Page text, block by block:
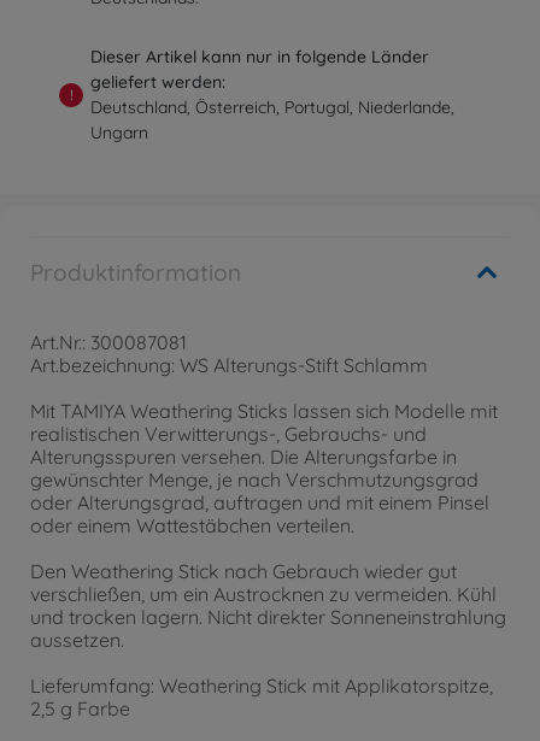
!
Dieser Artikel kann nur in folgende Länder
geliefert werden:
Deutschland, Österreich, Portugal, Niederlande,
Ungarn
Produktinformation
Art.Nr.: 300087081
Art.bezeichnung: WS Alterungs-Stift Schlamm
Mit TAMIYA Weathering Sticks lassen sich Modelle mit
realistischen Verwitterungs-, Gebrauchs- und
Alterungsspuren versehen. Die Alterungsfarbe in
gewünschter Menge, je nach Verschmutzungsgrad
oder Alterungsgrad, auftragen und mit einem Pinsel
oder einem Wattestäbchen verteilen.
Den Weathering Stick nach Gebrauch wieder gut
verschließen, um ein Austrocknen zu vermeiden. Kühl
und trocken lagern. Nicht direkter Sonneneinstrahlung
aussetzen.
Lieferumfang: Weathering Stick mit Applikatorspitze,
2,5 g Farbe